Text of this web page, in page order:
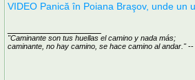
VIDEO Panică în Poiana Braşov, unde un
"Caminante son tus huellas el camino y nada más;
caminante, no hay camino, se hace camino al andar."--